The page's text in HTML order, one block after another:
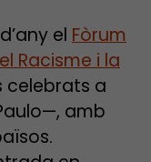
el Fòrum
Racisme i la
celebrats a
amb